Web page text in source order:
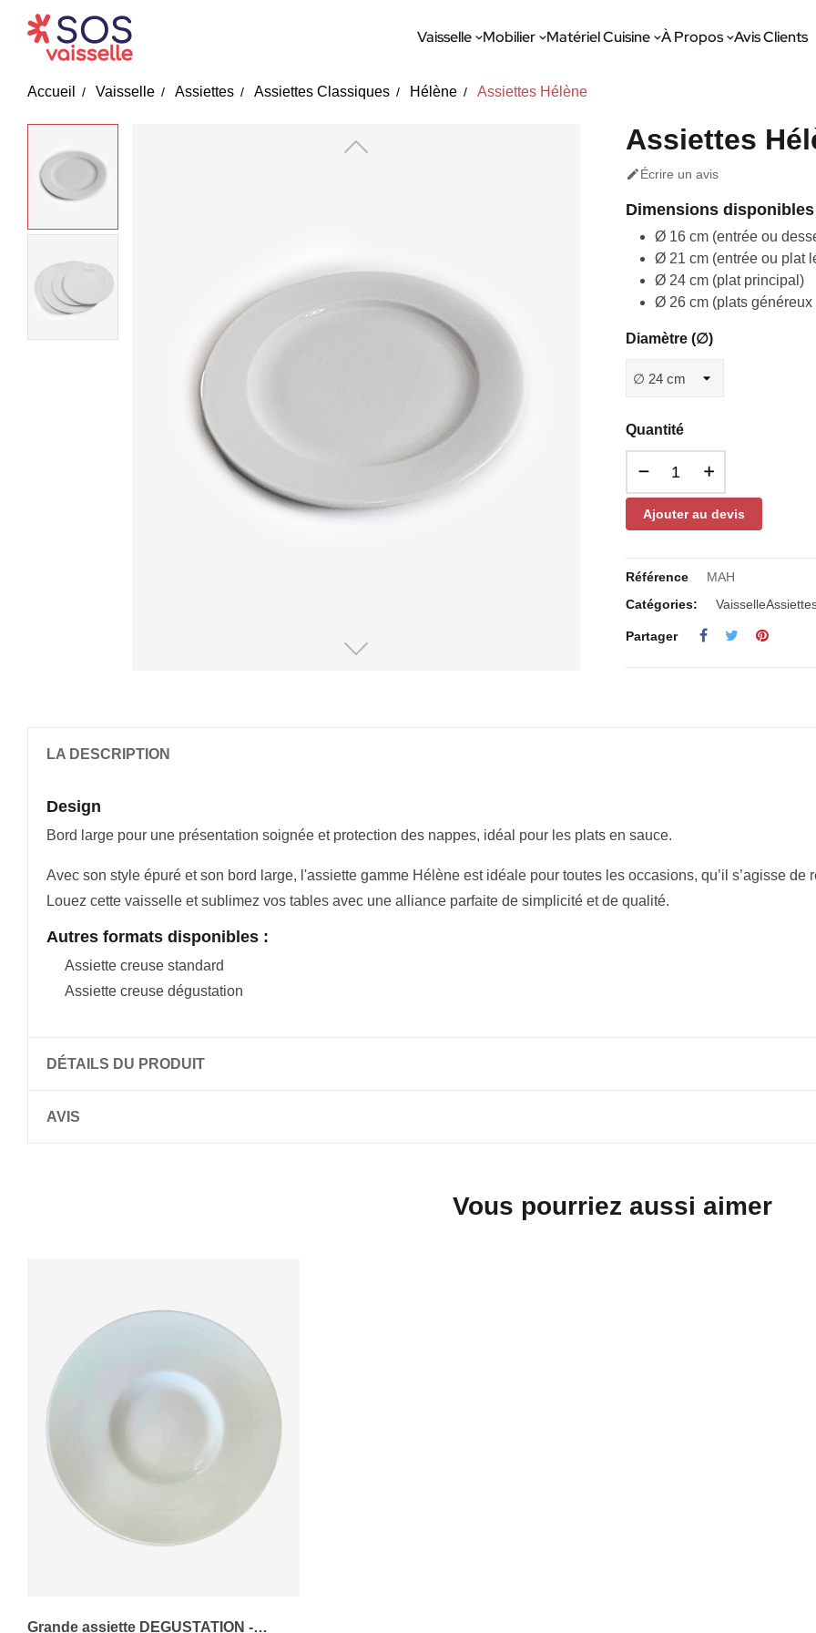
Vaisselle Mobilier Matériel Cuisine À Propos Avis Clients
Accueil Vaisselle Assiettes Assiettes Classiques Hélène Assiettes Hélène
Assiettes
Écrire un avis
Dimensions
Ø 16 cm (entrée ou
Ø 21 cm (entrée ou plat
Ø 24 cm (plat principal)
Ø 26 cm (plats
Diamètre (∅)
Quantité
Ajouter au devis
Référence
MAH
Catégories:
Vaisselle
Partager
LA DESCRIPTION
Design
Bord large pour une présentation soignée et protection des nappes, idéal pour les plats en sauce.
Avec son style épuré et son bord large, l'assiette gamme Hélène est idéale pour toutes les occasions, qu’il s’agisse
Louez cette vaisselle et sublimez vos tables avec une alliance parfaite de simplicité et de qualité.
Autres formats disponibles :
Assiette creuse standard
Assiette creuse dégustation
DÉTAILS DU PRODUIT
AVIS
Vous pourriez aussi aimer
Grande assiette DEGUSTATION -